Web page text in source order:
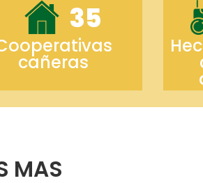
35
cañeras
MAS